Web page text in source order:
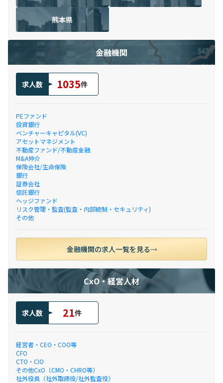
熊本県
金融機関
求人数 1035件
PEファンド
投資銀行
ベンチャーキャピタル(VC)
アセットマネジメント
不動産ファンド/不動産金融
M&A仲介
保険会社/生命保険
銀行
証券会社
信託銀行
ヘッジファンド
リスク管理・監査(監査・内部統制・セキュリティ)
その他
金融機関の求人一覧を見る
CxO・経営人材
求人数 21件
経営者・CEO・COO等
CFO
CTO・CIO
その他CxO（CMO・CHRO等）
社外役員（社外取締役/社外監査役）